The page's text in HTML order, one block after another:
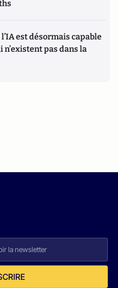
est désormais capable
pas dans la